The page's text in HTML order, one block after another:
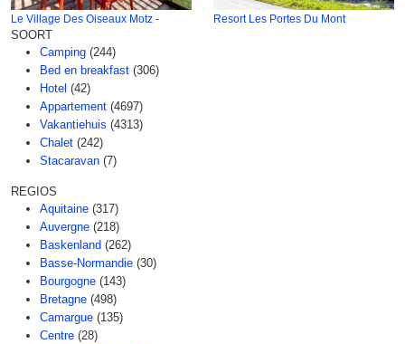
Le Village Des Oiseaux Motz - Resort Les Portes Du Mont
SOORT
Camping (244)
Bed en breakfast (306)
Hotel (42)
Appartement (4697)
Vakantiehuis (4313)
Chalet (242)
Stacaravan (7)
REGIOS
Aquitaine (317)
Auvergne (218)
Baskenland (262)
Basse-Normandie (30)
Bourgogne (143)
Bretagne (498)
Camargue (135)
Centre (28)